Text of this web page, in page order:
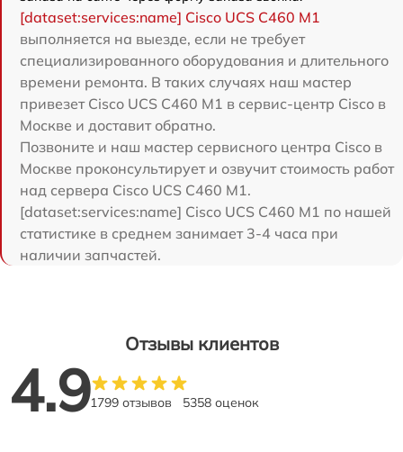
[dataset:services:name] Cisco UCS C460 M1
выполняется на выезде, если не требует
специализированного оборудования и длительного
времени ремонта. В таких случаях наш мастер
привезет Cisco UCS C460 M1 в сервис-центр Cisco в
Москве и доставит обратно.
Позвоните и наш мастер сервисного центра Cisco в
Москве проконсультирует и озвучит стоимость работ
над сервера Cisco UCS C460 M1.
[dataset:services:name] Cisco UCS C460 M1 по нашей
статистике в среднем занимает 3-4 часа при
наличии запчастей.
Отзывы клиентов
4.91799 отзывов 5358 оценок